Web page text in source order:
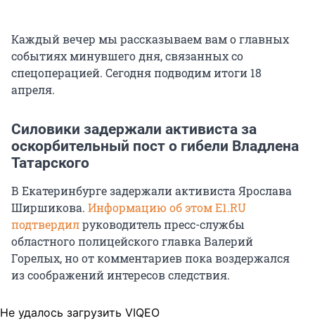
Каждый вечер мы рассказываем вам о главных
событиях минувшего дня, связанных со
спецоперацией. Сегодня подводим итоги 18
апреля.
Силовики задержали активиста за
оскорбительный пост о гибели Владлена
Татарского
В Екатеринбурге задержали активиста Ярослава
Ширшикова. Информацию об этом Е1.RU
подтвердилруководитель пресс-службы
областного полицейского главка Валерий
Горелых, но от комментариев пока воздержался
из соображений интересов следствия.
Не удалось загрузить VIQEO